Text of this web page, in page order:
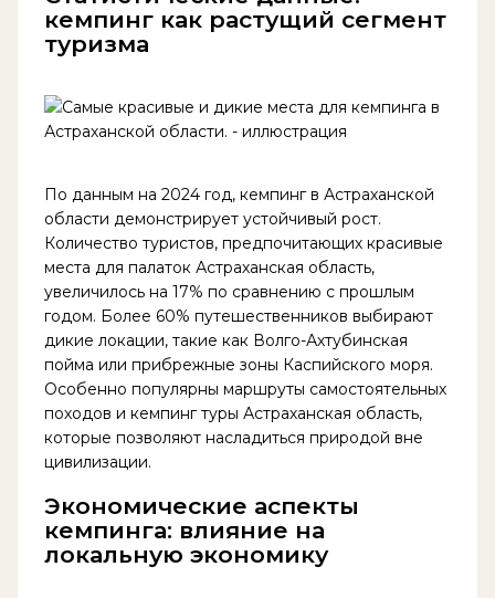
кемпинг как растущий сегмент
туризма
По данным на 2024 год, кемпинг в Астраханской
области демонстрирует устойчивый рост.
Количество туристов, предпочитающих красивые
места для палаток Астраханская область,
увеличилось на 17% по сравнению с прошлым
годом. Более 60% путешественников выбирают
дикие локации, такие как Волго-Ахтубинская
пойма или прибрежные зоны Каспийского моря.
Особенно популярны маршруты самостоятельных
походов и кемпинг туры Астраханская область,
которые позволяют насладиться природой вне
цивилизации.
Экономические аспекты
кемпинга: влияние на
локальную экономику